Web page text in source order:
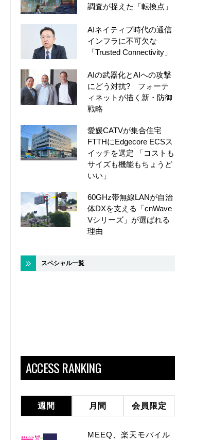
調査が捉えた「転換点」
AIネイティブ時代の通信
インフラに不可欠な
「Trusted Connectivity」
AIの武器化とAIへの攻撃
にどう対抗? フォーテ
ィネットが描く新・防御
戦略
愛媛CATVが集合住宅
FTTHにEdgecore ECSス
イッチを選定 「コストも
サイズも機能もちょうど
いい」
60GHz帯無線LANが自治
体DXを支える「cnWave
Vシリーズ」が選ばれる
理由
スペシャル一覧
ACCESS RANKING
週間 月間 会員限定
MEEQ、楽天モバイル